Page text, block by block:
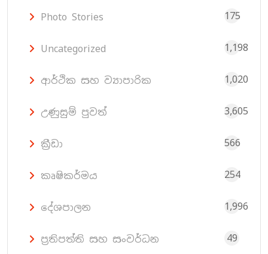
Photo Stories 175
Uncategorized 1,198
ආර්ථික සහ ව්‍යාපාරික 1,020
උණුසුම් පුවත් 3,605
ක්‍රීඩා 566
කෘෂිකර්මය 254
දේශපාලන 1,996
ප්‍රතිපත්ති සහ සංවර්ධන 49